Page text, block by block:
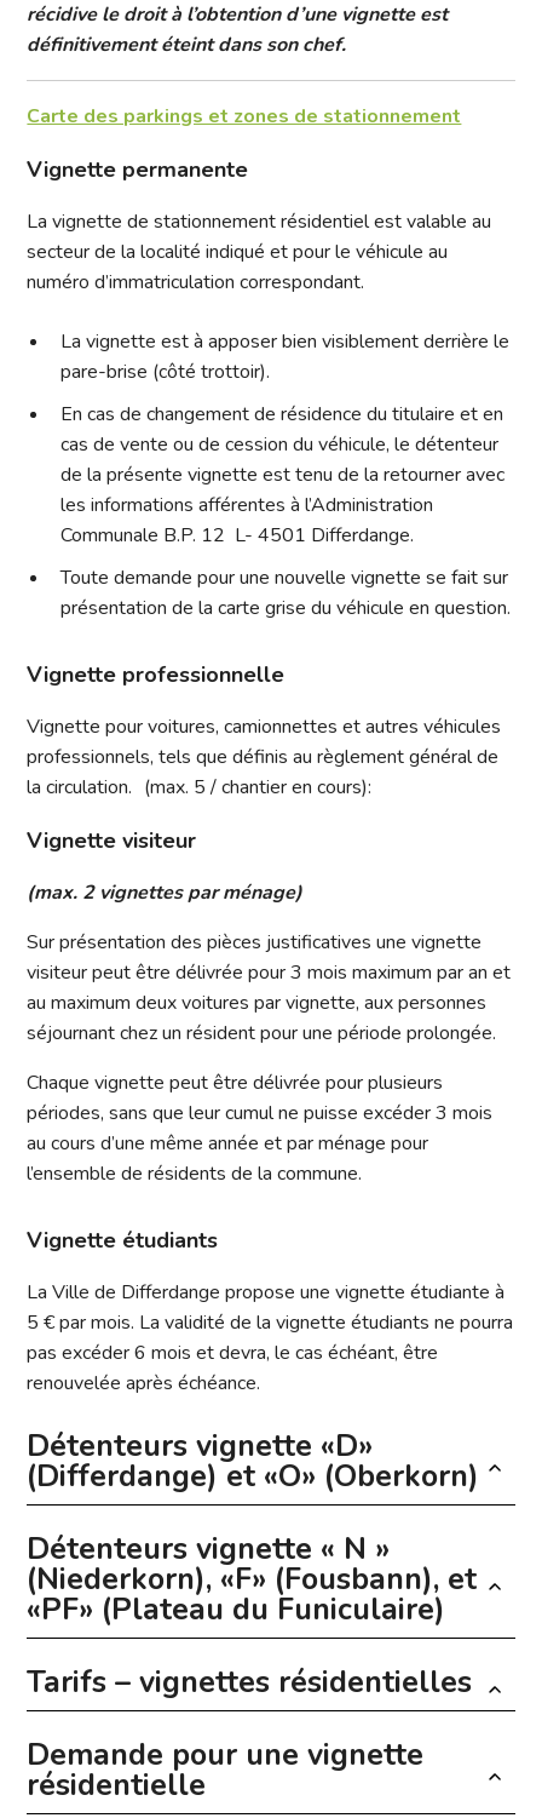
récidive le droit à l’obtention d’une vignette est
définitivement éteint dans son chef.
Carte des parkings et zones de stationnement
Vignette permanente
La vignette de stationnement résidentiel est valable au
secteur de la localité indiqué et pour le véhicule au
numéro d’immatriculation correspondant.
La vignette est à apposer bien visiblement derrière le
pare-brise (côté trottoir).
En cas de changement de résidence du titulaire et en
cas de vente ou de cession du véhicule, le détenteur
de la présente vignette est tenu de la retourner avec
les informations afférentes à l’Administration
Communale B.P. 12 L- 4501 Differdange.
Toute demande pour une nouvelle vignette se fait sur
présentation de la carte grise du véhicule en question.
Vignette professionnelle
Vignette pour voitures, camionnettes et autres véhicules
professionnels, tels que définis au règlement général de
la circulation. (max. 5 / chantier en cours):
Vignette visiteur
(max. 2 vignettes par ménage)
Sur présentation des pièces justificatives une vignette
visiteur peut être délivrée pour 3 mois maximum par an et
au maximum deux voitures par vignette, aux personnes
séjournant chez un résident pour une période prolongée.
Chaque vignette peut être délivrée pour plusieurs
périodes, sans que leur cumul ne puisse excéder 3 mois
au cours d’une même année et par ménage pour
l’ensemble de résidents de la commune.
Vignette étudiants
La Ville de Differdange propose une vignette étudiante à
5 € par mois. La validité de la vignette étudiants ne pourra
pas excéder 6 mois et devra, le cas échéant, être
renouvelée après échéance.
Détenteurs vignette «D»
(Differdange) et «O» (Oberkorn)
La vignette de stationnement résidentiel est valable au
secteur de la localité indiqué et pour le véhicule au
numéro d’immatriculation correspondant. Elle donne droit
durée indiquée sur les sous titres des panneaux de
signalisation et en zone payante sauf résidents au parking
gratuit.
Détenteurs vignette « N »
(Niederkorn), «F» (Fousbann), et
«PF» (Plateau du Funiculaire)
La vignette de stationnement résidentiel est valable au
numéro d’immatriculation correspondant. Elle donne droit
en zone bleue au stationnement sans limitation de la
Tarifs – vignettes résidentielles
Vignette permanente
Demande pour une vignette
résidentielle